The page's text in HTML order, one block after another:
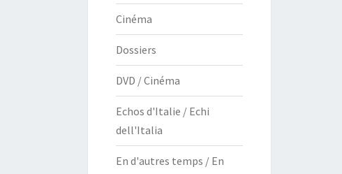
Cinéma
Dossiers
DVD / Cinéma
Echos d'Italie / Echi
dell'Italia
En d'autres temps / En